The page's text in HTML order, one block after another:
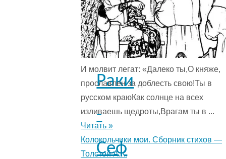
Раки
-
Сеф
И молвит легат: «Далеко ты,О княже,
прославлен за доблесть свою!Ты в
русском краюКак солнце на всех
изливаешь щедроты,Врагам ты в ...
Читать »
Колокольчики мои. Сборник стихов —
Толстой А.К.